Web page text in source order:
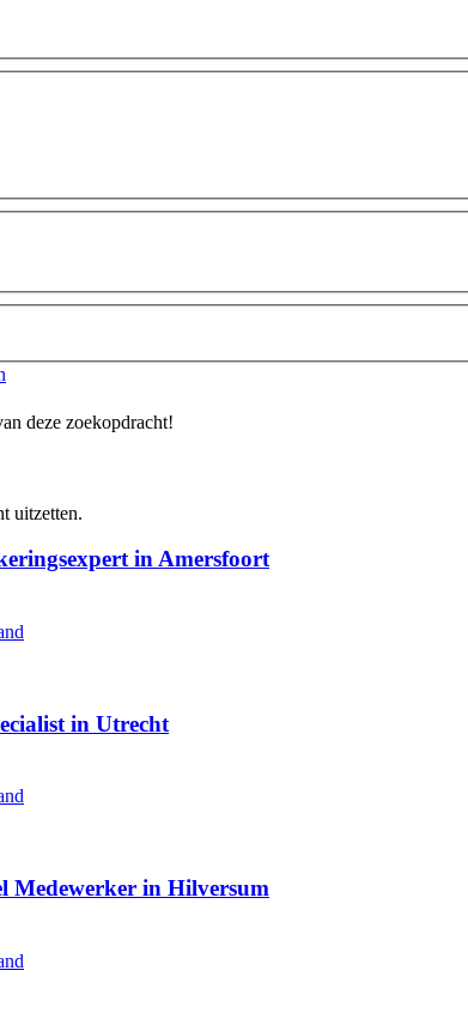
deze zoekopdracht!
uitzetten.
in Amersfoort
in Utrecht
Medewerker in Hilversum